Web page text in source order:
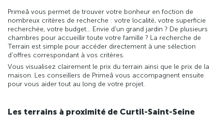
Primeâ vous permet de trouver votre bonheur en foction de
nombreux critères de recherche : votre localité, votre superficie
recherchée, votre budget... Envie d'un grand jardin ? De plusieurs
chambres pour accueillir toute votre famille ? La recherche de
Terrain est simple pour accéder directement à une sélection
d'offres correspondant à vos critères.
Vous visualisez clairement le prix du terrain ainsi que le prix de la
maison. Les conseillers de Primeâ vous accompagnent ensuite
pour vous aider tout au long de votre projet.
Les terrains à proximité de Curtil-Saint-Seine